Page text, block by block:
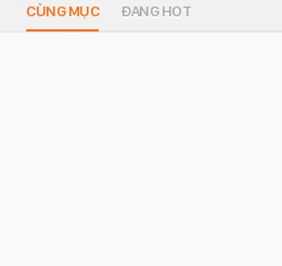
CÙNG MỤC ĐANG HOT